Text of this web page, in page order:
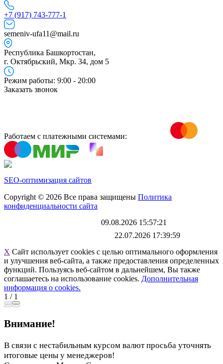
+7 (917) 743-777-1
semeniv-ufa11@mail.ru
Республика Башкортостан,
г. Октябрьский, Мкр. 34, дом 5
Режим работы: 9:00 - 20:00
Заказать звонок
Работаем с платежными системами:
SEO-оптимизация сайтов
Copyright © 2026 Все права защищены Политика
конфиденциальности сайта
09.08.2026 15:57:21
22.07.2026 17:39:59
X Сайт использует cookies с целью оптимального оформления
и улучшения веб-сайта, а также предоставления определенных
функций. Пользуясь веб-сайтом в дальнейшем, Вы также
соглашаетесь на использование cookies. Дополнительная
информация о cookies.
1 / 1
Внимание!
В связи с нестабильным курсом валют просьба уточнять
итоговые цены у менеджеров!